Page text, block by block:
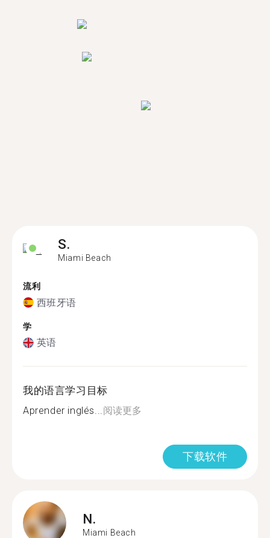
S.
Miami Beach
流利
西班牙语
学
英语
我的语言学习目标
Aprender inglés...阅读更多
下载软件
N.
Miami Beach